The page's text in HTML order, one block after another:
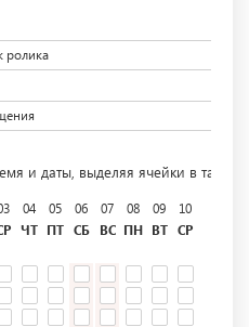
ролика
и даты, выделяя ячейки в
04
ЧТ
05
ПТ
06
СБ
07
ВС
08
ПН
09
ВТ
10
СР